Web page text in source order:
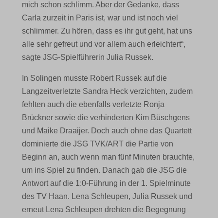
mich schon schlimm. Aber der Gedanke, dass
Carla zurzeit in Paris ist, war und ist noch viel
schlimmer. Zu hören, dass es ihr gut geht, hat uns
alle sehr gefreut und vor allem auch erleichtert“,
sagte JSG-Spielführerin Julia Russek.
In Solingen musste Robert Russek auf die
Langzeitverletzte Sandra Heck verzichten, zudem
fehlten auch die ebenfalls verletzte Ronja
Brückner sowie die verhinderten Kim Büschgens
und Maike Draaijer. Doch auch ohne das Quartett
dominierte die JSG TVK/ART die Partie von
Beginn an, auch wenn man fünf Minuten brauchte,
um ins Spiel zu finden. Danach gab die JSG die
Antwort auf die 1:0-Führung in der 1. Spielminute
des TV Haan. Lena Schleupen, Julia Russek und
erneut Lena Schleupen drehten die Begegnung